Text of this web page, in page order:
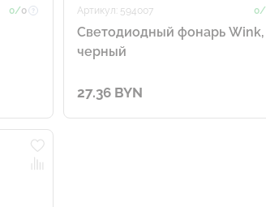
0/0 Артикул: 594007 0/
Светодиодный фонарь Wink,
черный
27.36 BYN